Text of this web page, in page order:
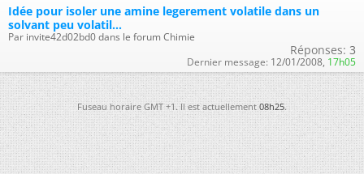
Idée pour isoler une amine legerement volatile dans un
solvant peu volatil...
Par invite42d02bd0 dans le forum Chimie
Réponses: 3
Dernier message: 12/01/2008, 17h05
Fuseau horaire GMT +1. Il est actuellement08h25.